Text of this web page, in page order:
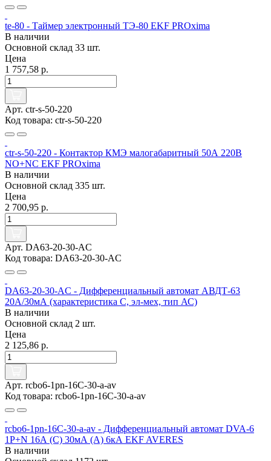
te-80 - Таймер электронный ТЭ-80 EKF PROxima
В наличии
Основной склад 33 шт.
Цена
1 757,58 р.
Арт. ctr-s-50-220
Код товара: ctr-s-50-220
ctr-s-50-220 - Контактор КМЭ малогабаритный 50А 220В
NO+NC EKF PROxima
В наличии
Основной склад 335 шт.
Цена
2 700,95 р.
Арт. DA63-20-30-AC
Код товара: DA63-20-30-AC
DA63-20-30-AC - Дифференциальный автомат АВДТ-63
20А/30мА (характеристика C, эл-мех, тип АС)
В наличии
Основной склад 2 шт.
Цена
2 125,86 р.
Арт. rcbo6-1pn-16C-30-a-av
Код товара: rcbo6-1pn-16C-30-a-av
rcbo6-1pn-16C-30-a-av - Дифференциальный автомат DVA-6
1P+N 16А (C) 30мА (A) 6кА EKF AVERES
В наличии